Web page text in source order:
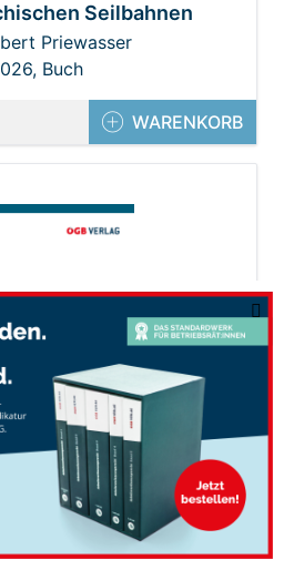
Seilbahnen
Priewasser
Buch
WARENKORB